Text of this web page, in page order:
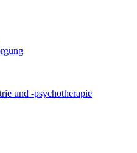
und -psychotherapie